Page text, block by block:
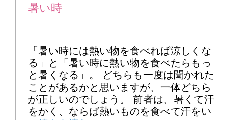
暑い時
「暑い時には熱い物を食べれば涼しくな
る」と「暑い時に熱い物を食べたらもっ
と暑くなる」。 どちらも一度は聞かれた
ことがあるかと思いますが、一体どちら
が正しいのでしょう。 前者は、暑くて汗
をかく、ならば熱いものを食べて汗をい